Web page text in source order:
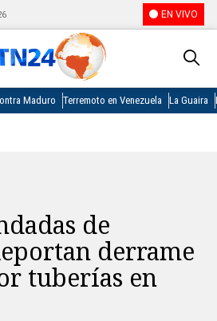
EN VIVO
Maduro Terremoto en Venezuela La Guaira
de
derrame
tuberías en